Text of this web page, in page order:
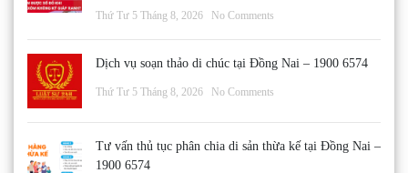
Thứ Tư 5 Tháng 8, 2026 No Comments
Dịch vụ soạn thảo di chúc tại Đồng Nai – 1900 6574
Thứ Tư 5 Tháng 8, 2026 No Comments
Tư vấn thủ tục phân chia di sản thừa kế tại Đồng Nai –
1900 6574